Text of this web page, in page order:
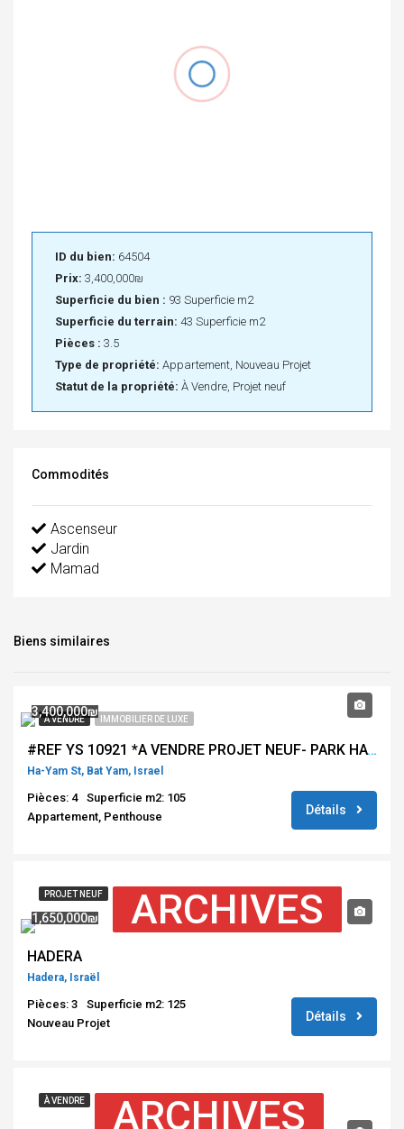
ID du bien: 64504
Prix: 3,400,000₪
Superficie du bien : 93 Superficie m2
Superficie du terrain: 43 Superficie m2
Pièces : 3.5
Type de propriété: Appartement, Nouveau Projet
Statut de la propriété: À Vendre, Projet neuf
Commodités
Ascenseur
Jardin
Mamad
Biens similaires
À VENDRE IMMOBILIER DE LUXE
3,400,000₪
#REF YS 10921 *A VENDRE PROJET NEUF- PARK HAYAM DU 4 PIÈCES AU PENTHOUSE – VUE MER – TOUR DE GRAND STANDING – BAT YAM *
Ha-Yam St, Bat Yam, Israel
Pièces: 4
Superficie m2: 105
Appartement, Penthouse
Détails
PROJET NEUF ARCHIVES
1,650,000₪
HADERA
Hadera, Israël
Pièces: 3
Superficie m2: 125
Nouveau Projet
Détails
À VENDRE ARCHIVES